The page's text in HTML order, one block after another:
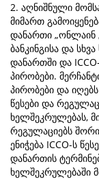
2. აღნიშნული
მიმართ
დანართი „ონლაინ
ბანკინგისა და
დანართში და
პირობები.
პირობები და
წესები და
ხელშეკრულებას,
რეგულაციებს
ენიჭება ICCO-ს
დანართის
ხელშეკრულებაში